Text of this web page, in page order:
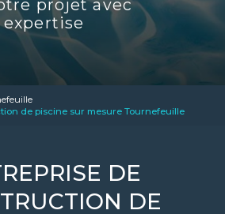
projet avec
de piscine sur mesure Tournefeuille
DE
DE